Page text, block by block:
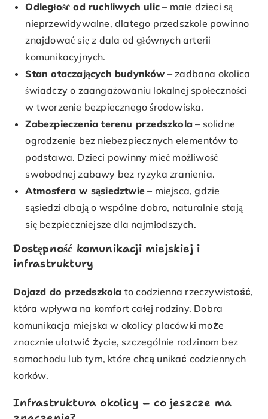
Odległość od ruchliwych ulic – małe dzieci są
nieprzewidywalne, dlatego przedszkole powinno
znajdować się z dala od głównych arterii
komunikacyjnych.
Stan otaczających budynków – zadbana okolica
świadczy o zaangażowaniu lokalnej społeczności
w tworzenie bezpiecznego środowiska.
Zabezpieczenia terenu przedszkola – solidne
ogrodzenie bez niebezpiecznych elementów to
podstawa. Dzieci powinny mieć możliwość
swobodnej zabawy bez ryzyka zranienia.
Atmosfera w sąsiedztwie – miejsca, gdzie
sąsiedzi dbają o wspólne dobro, naturalnie stają
się bezpieczniejsze dla najmłodszych.
Dostępność komunikacji miejskiej i
infrastruktury
Dojazd do przedszkola to codzienna rzeczywistość,
która wpływa na komfort całej rodziny. Dobra
komunikacja miejska w okolicy placówki może
znacznie ułatwić życie, szczególnie rodzinom bez
samochodu lub tym, które chcą unikać codziennych
korków.
Infrastruktura okolicy – co jeszcze ma